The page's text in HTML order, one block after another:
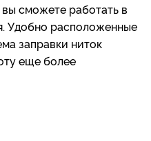
сможете работать в
Удобно расположенные
заправки ниток
еще более